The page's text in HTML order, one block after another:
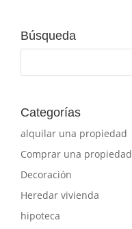
Búsqueda
Categorías
alquilar una propiedad
Comprar una propiedad
Decoración
Heredar vivienda
hipoteca